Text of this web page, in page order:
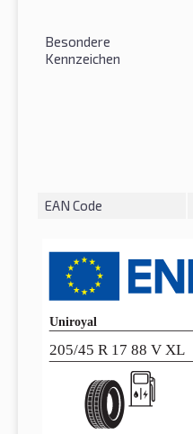
Besondere
Kennzeichen
EAN Code